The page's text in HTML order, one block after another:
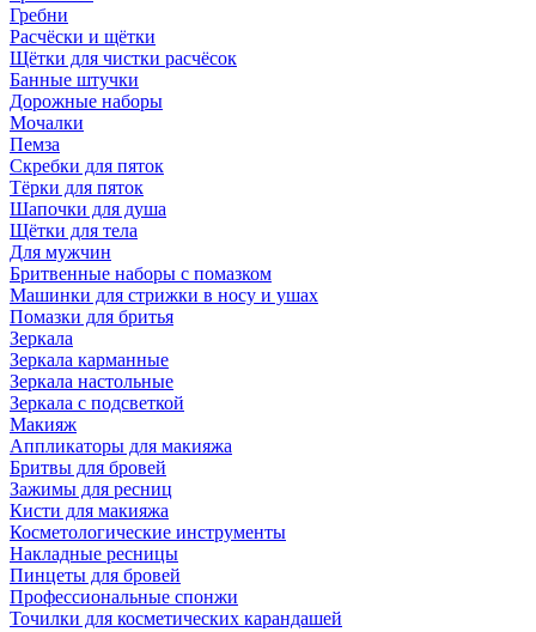
Гребни
Расчёски и щётки
Щётки для чистки расчёсок
Банные штучки
Дорожные наборы
Мочалки
Пемза
Скребки для пяток
Тёрки для пяток
Шапочки для душа
Щётки для тела
Для мужчин
Бритвенные наборы с помазком
Машинки для стрижки в носу и ушах
Помазки для бритья
Зеркала
Зеркала карманные
Зеркала настольные
Зеркала с подсветкой
Макияж
Аппликаторы для макияжа
Бритвы для бровей
Зажимы для ресниц
Кисти для макияжа
Косметологические инструменты
Накладные ресницы
Пинцеты для бровей
Профессиональные спонжи
Точилки для косметических карандашей